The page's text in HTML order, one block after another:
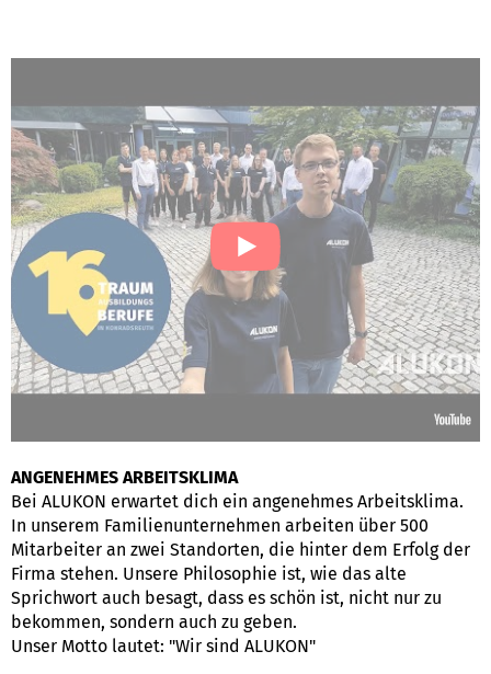
ANGENEHMES ARBEITSKLIMA
Bei ALUKON erwartet dich ein angenehmes Arbeitsklima.
In unserem Familienunternehmen arbeiten über 500
Mitarbeiter an zwei Standorten, die hinter dem Erfolg der
Firma stehen. Unsere Philosophie ist, wie das alte
Sprichwort auch besagt, dass es schön ist, nicht nur zu
bekommen, sondern auch zu geben.
Unser Motto lautet: "Wir sind ALUKON"